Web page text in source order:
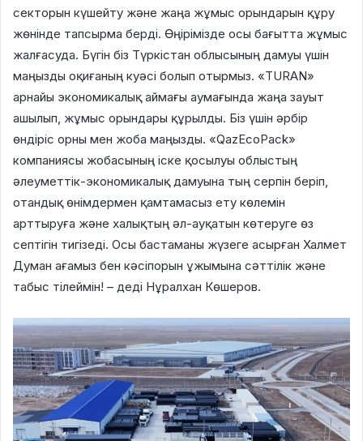
секторын күшейту және жаңа жұмыс орындарын құру
жөнінде тапсырма берді. Өңірімізде осы бағытта жұмыс
жалғасуда. Бүгін біз Түркістан облысының дамуы үшін
маңызды оқиғаның куәсі болып отырмыз. «TURAN»
арнайы экономикалық аймағы аумағында жаңа зауыт
ашылып, жұмыс орындары құрылды. Біз үшін әрбір
өндіріс орны мен жоба маңызды. «QazEcoPack»
компаниясы жобасының іске қосылуы облыстың
әлеуметтік-экономикалық дамуына тың серпін беріп,
отандық өнімдермен қамтамасыз ету көлемін
арттыруға және халықтың әл-ауқатын көтеруге өз
септігін тигізеді. Осы бастаманы жүзеге асырған Халмет
Думан ағамыз бен кәсіпорын ұжымына сәттілік және
табыс тілеймін! – деді Нұралхан Көшеров.